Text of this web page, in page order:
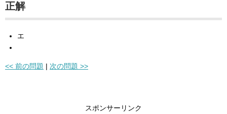
正解
エ
<< 前の問題 | 次の問題 >>
スポンサーリンク